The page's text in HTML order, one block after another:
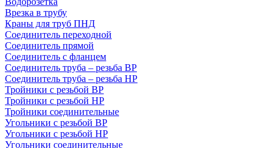
Врезка в трубу
Краны для труб ПНД
Соединитель переходной
Соединитель прямой
Соединитель с фланцем
Соединитель труба – резьба ВР
Соединитель труба – резьба НР
Тройники с резьбой ВР
Тройники с резьбой НР
Тройники соединительные
Угольники с резьбой ВР
Угольники с резьбой НР
Угольники соединительные